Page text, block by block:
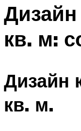
кв. м:
Дизайн
кв. м.